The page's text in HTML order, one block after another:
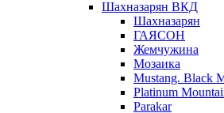
Шахназарян ВКД
Шахназарян
ГАЯСОН
Жемчужина
Мозаика
Mustang. Black
Platinum
Parakar